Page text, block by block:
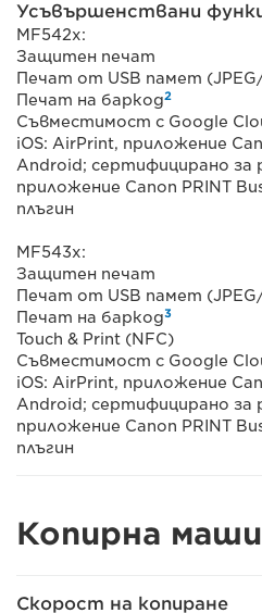
Усъвършенствани
MF542x:
Защитен печат
Печат от USB памет
Печат на баркод2
Съвместимост с Google
iOS: AirPrint, приложение
Android; сертифицирано за
приложение Canon PRINT
плъгин
MF543x:
Защитен печат
Печат от USB памет
Печат на баркод3
Touch & Print (NFC)
Съвместимост с Google
iOS: AirPrint, приложение
Android; сертифицирано за
приложение Canon PRINT
плъгин
Копирна
Скорост на копиране